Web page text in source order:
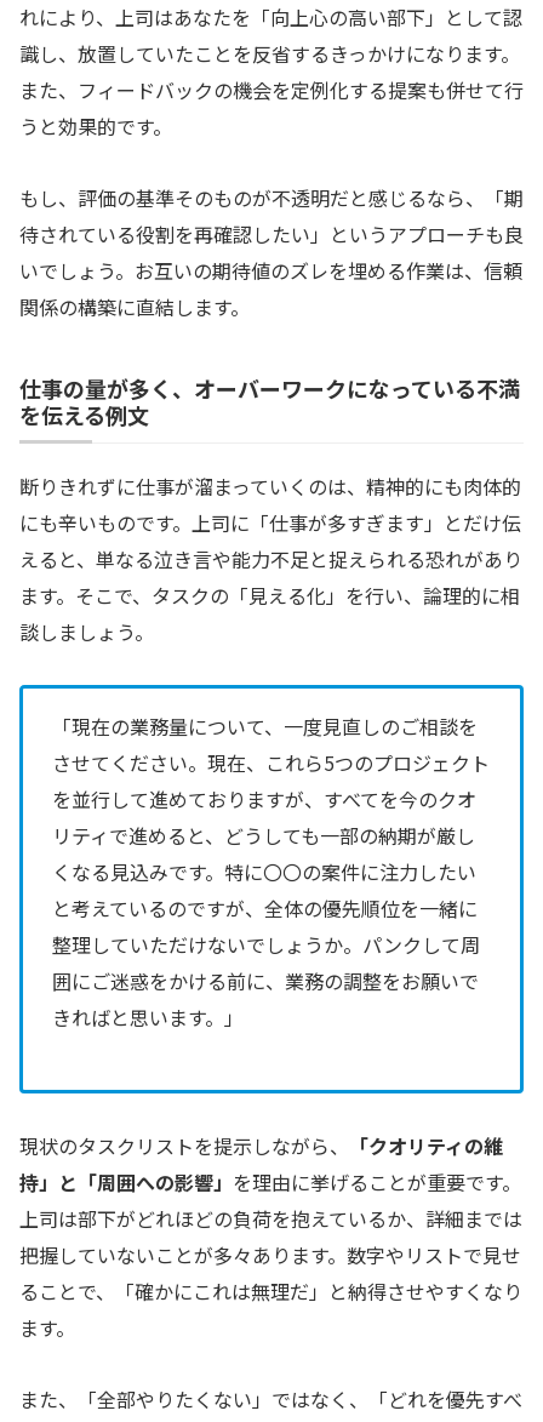
れにより、上司はあなたを「向上心の高い部下」として認
識し、放置していたことを反省するきっかけになります。
また、フィードバックの機会を定例化する提案も併せて行
うと効果的です。
もし、評価の基準そのものが不透明だと感じるなら、「期
待されている役割を再確認したい」というアプローチも良
いでしょう。お互いの期待値のズレを埋める作業は、信頼
関係の構築に直結します。
仕事の量が多く、オーバーワークになっている不満
を伝える例文
断りきれずに仕事が溜まっていくのは、精神的にも肉体的
にも辛いものです。上司に「仕事が多すぎます」とだけ伝
えると、単なる泣き言や能力不足と捉えられる恐れがあり
ます。そこで、タスクの「見える化」を行い、論理的に相
談しましょう。
「現在の業務量について、一度見直しのご相談を
させてください。現在、これら5つのプロジェクト
を並行して進めておりますが、すべてを今のクオ
リティで進めると、どうしても一部の納期が厳し
くなる見込みです。特に〇〇の案件に注力したい
と考えているのですが、全体の優先順位を一緒に
整理していただけないでしょうか。パンクして周
囲にご迷惑をかける前に、業務の調整をお願いで
きればと思います。」
現状のタスクリストを提示しながら、
「クオリティの維
持」と「周囲への影響」 を理由に挙げることが重要です。
上司は部下がどれほどの負荷を抱えているか、詳細までは
把握していないことが多々あります。数字やリストで見せ
ることで、「確かにこれは無理だ」と納得させやすくなり
ます。
また、「全部やりたくない」ではなく、「どれを優先すべ